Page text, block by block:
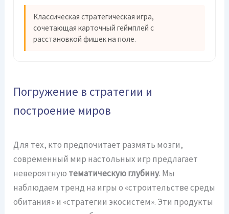
Классическая стратегическая игра,
сочетающая карточный геймплей с
расстановкой фишек на поле.
Погружение в стратегии и
построение миров
Для тех, кто предпочитает размять мозги,
современный мир настольных игр предлагает
невероятную тематическую глубину. Мы
наблюдаем тренд на игры о «строительстве среды
обитания» и «стратегии экосистем». Эти продукты